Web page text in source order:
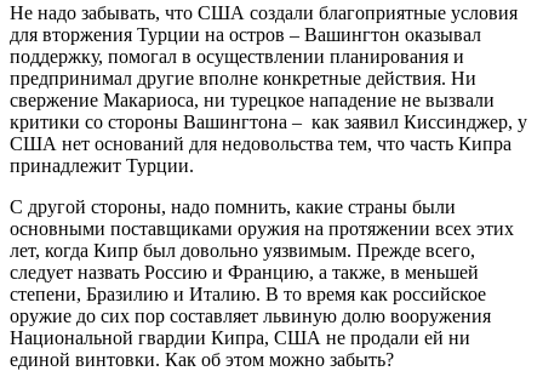
Не надо забывать, что США создали благоприятные условия
для вторжения Турции на остров – Вашингтон оказывал
поддержку, помогал в осуществлении планирования и
предпринимал другие вполне конкретные действия. Ни
свержение Макариоса, ни турецкое нападение не вызвали
критики со стороны Вашингтона – как заявил Киссинджер, у
США нет оснований для недовольства тем, что часть Кипра
принадлежит Турции.
С другой стороны, надо помнить, какие страны были
основными поставщиками оружия на протяжении всех этих
лет, когда Кипр был довольно уязвимым. Прежде всего,
следует назвать Россию и Францию, а также, в меньшей
степени, Бразилию и Италию. В то время как российское
оружие до сих пор составляет львиную долю вооружения
Национальной гвардии Кипра, США не продали ей ни
единой винтовки. Как об этом можно забыть?